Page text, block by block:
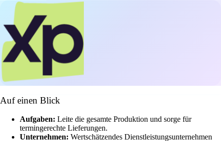
Auf einen Blick
Aufgaben: Leite die gesamte Produktion und sorge für
termingerechte Lieferungen.
Unternehmen: Wertschätzendes Dienstleistungsunternehmen